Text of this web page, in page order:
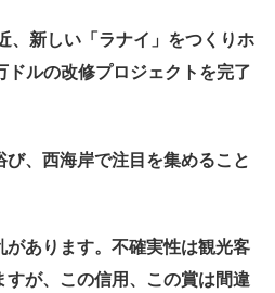
、新しい「ラナイ」をつくりホ
ドルの改修プロジェクトを完了
び、西海岸で注目を集めること
があります。不確実性は観光客
が、この信用、この賞は間違